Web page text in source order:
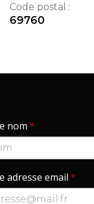
Code postal :
69760
nom *
adresse email *